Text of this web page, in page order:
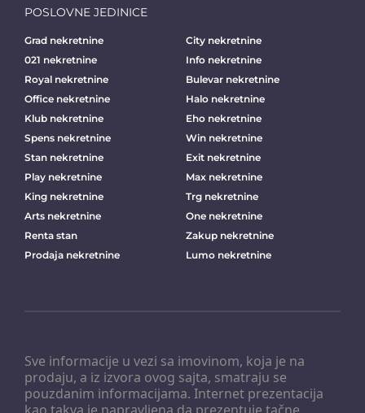
Sve informacije u vezi sa imovinom, koja je na
prodaju, a iz izvora ovog sajta, smatraju se
pouzdanim informacijama. Internet prezentacija
POSLOVNE JEDINICE
Grad nekretnine
City nekretnine
021 nekretnine
Info nekretnine
Royal nekretnine
Bulevar nekretnine
Office nekretnine
Halo nekretnine
Klub nekretnine
Eho nekretnine
Spens nekretnine
Win nekretnine
Stan nekretnine
Exit nekretnine
Play nekretnine
Max nekretnine
King nekretnine
Trg nekretnine
Arts nekretnine
One nekretnine
Renta stan
Zakup nekretnine
Prodaja nekretnine
Lumo nekretnine